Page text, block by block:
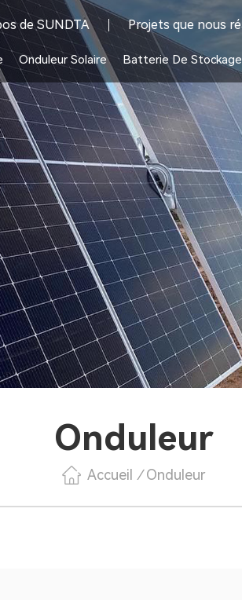
de SUNDTA Projets que nous
Onduleur Solaire Batterie De Stockage
Onduleur
Accueil / Onduleur